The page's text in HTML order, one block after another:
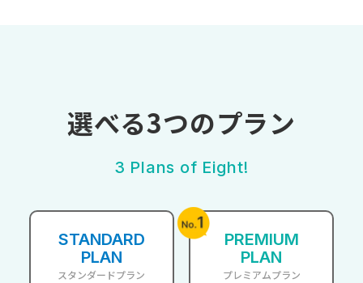
選べる3つのプラン
3 Plans of Eight!
STANDARD
PLAN
スタンダードプラン
PREMIUM
PLAN
プレミアムプラン